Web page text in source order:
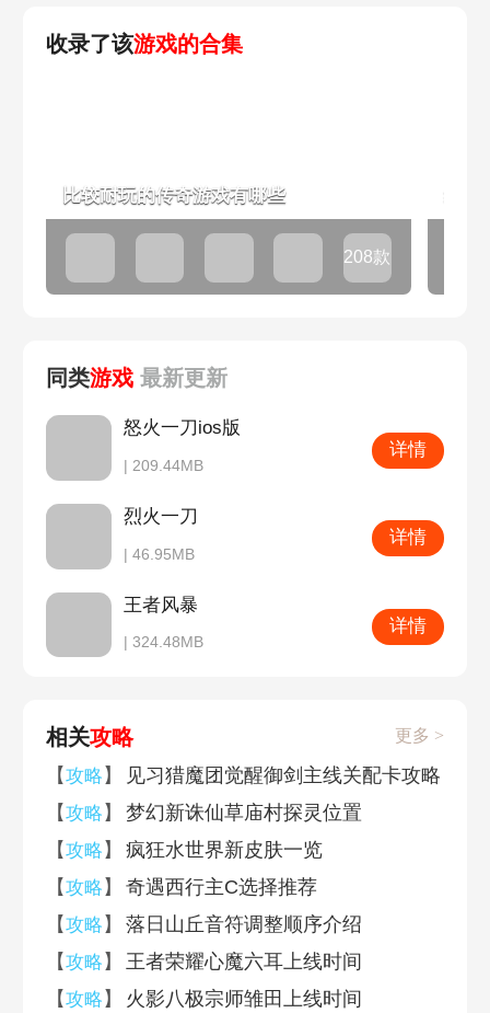
收录了该游戏的合集
比较耐玩的传奇游戏有哪些
208款
同类游戏 最新更新
怒火一刀ios版
| 209.44MB
详情
烈火一刀
| 46.95MB
详情
王者风暴
| 324.48MB
详情
相关攻略 更多 >
【攻略 】
见习猎魔团觉醒御剑主线关配卡攻略
【攻略 】
梦幻新诛仙草庙村探灵位置
【攻略 】
疯狂水世界新皮肤一览
【攻略 】
奇遇西行主C选择推荐
【攻略 】
落日山丘音符调整顺序介绍
【攻略 】
王者荣耀心魔六耳上线时间
【攻略 】
火影八极宗师雏田上线时间